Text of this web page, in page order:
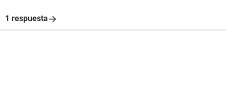
1 respuesta